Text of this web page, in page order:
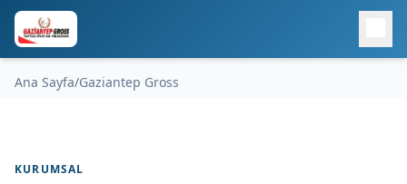
Ana Sayfa/Gaziantep Gross
KURUMSAL